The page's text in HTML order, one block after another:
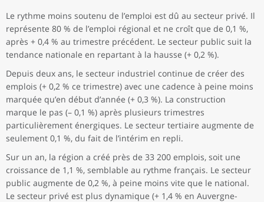
Le rythme moins soutenu de l’emploi est dû au secteur privé. Il
représente 80 % de l’emploi régional et ne croît que de 0,1 %,
après + 0,4 % au trimestre précédent. Le secteur public suit la
tendance nationale en repartant à la hausse (+ 0,2 %).
Depuis deux ans, le secteur industriel continue de créer des
emplois (+ 0,2 % ce trimestre) avec une cadence à peine moins
marquée qu’en début d’année (+ 0,3 %). La construction
marque le pas (– 0,1 %) après plusieurs trimestres
particulièrement énergiques. Le secteur tertiaire augmente de
seulement 0,1 %, du fait de l’intérim en repli.
Sur un an, la région a créé près de 33 200 emplois, soit une
croissance de 1,1 %, semblable au rythme français. Le secteur
public augmente de 0,2 %, à peine moins vite que le national.
Le secteur privé est plus dynamique (+ 1,4 % en Auvergne-